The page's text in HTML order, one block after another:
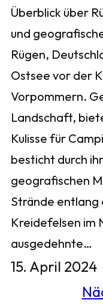
Überblick über
und
Rügen,
Ostsee vor der
Vorpommern.
Landschaft,
Kulisse für
besticht durch
geografischen
Strände entlang
Kreidefelsen im
ausgedehnte…
15. April 2024